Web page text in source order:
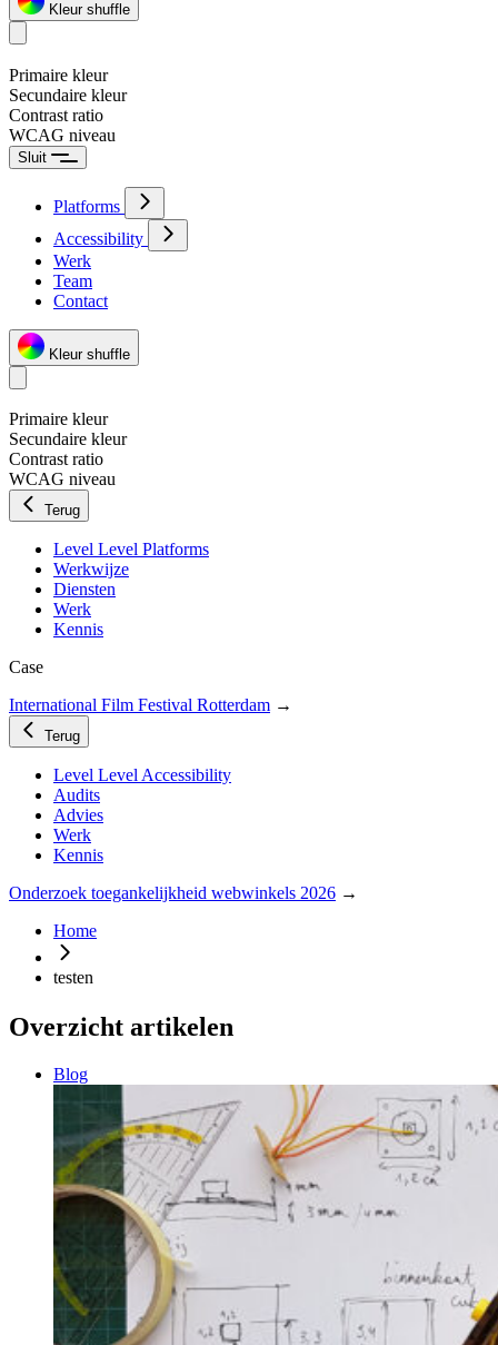
Kleur shuffle
Primaire kleur
Secundaire kleur
Contrast ratio
WCAG niveau
Sluit
Platforms
Accessibility
Werk
Team
Contact
Kleur shuffle
Primaire kleur
Secundaire kleur
Contrast ratio
WCAG niveau
Terug
Level Level Platforms
Werkwijze
Diensten
Werk
Kennis
Case
International Film Festival Rotterdam →
Terug
Level Level Accessibility
Audits
Advies
Werk
Kennis
Onderzoek toegankelijkheid webwinkels 2026 →
Home
testen
Overzicht artikelen
Blog